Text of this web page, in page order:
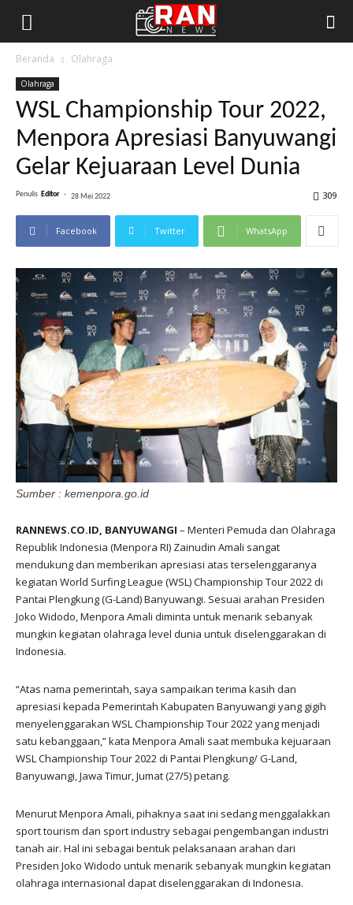
Beranda Olahraga
Olahraga
WSL Championship Tour 2022,
Menpora Apresiasi Banyuwangi
Gelar Kejuaraan Level Dunia
Penulis Editor - 28 Mei 2022 309
Facebook Twitter WhatsApp
Sumber : kemenpora.go.id
RANNEWS.CO.ID, BANYUWANGI – Menteri Pemuda dan Olahraga
Republik Indonesia (Menpora RI) Zainudin Amali sangat
mendukung dan memberikan apresiasi atas terselenggaranya
kegiatan World Surfing League (WSL) Championship Tour 2022 di
Pantai Plengkung (G-Land) Banyuwangi. Sesuai arahan Presiden
Joko Widodo, Menpora Amali diminta untuk menarik sebanyak
mungkin kegiatan olahraga level dunia untuk diselenggarakan di
Indonesia.
“Atas nama pemerintah, saya sampaikan terima kasih dan
apresiasi kepada Pemerintah Kabupaten Banyuwangi yang gigih
menyelenggarakan WSL Championship Tour 2022 yang menjadi
satu kebanggaan,” kata Menpora Amali saat membuka kejuaraan
WSL Championship Tour 2022 di Pantai Plengkung/ G-Land,
Banyuwangi, Jawa Timur, Jumat (27/5) petang.
Menurut Menpora Amali, pihaknya saat ini sedang menggalakkan
sport tourism dan sport industry sebagai pengembangan industri
tanah air. Hal ini sebagai bentuk pelaksanaan arahan dari
Presiden Joko Widodo untuk menarik sebanyak mungkin kegiatan
olahraga internasional dapat diselenggarakan di Indonesia.